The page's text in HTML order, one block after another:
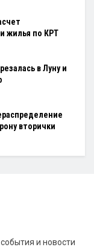
жилья по КРТ
в Луну и
вторички
и новости